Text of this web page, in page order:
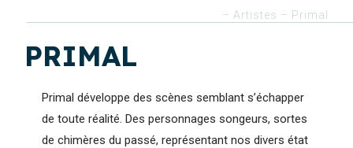
– Artistes – Primal
PRIMAL
Primal développe des scènes semblant s’échapper
de toute réalité. Des personnages songeurs, sortes
de chimères du passé, représentant nos divers état